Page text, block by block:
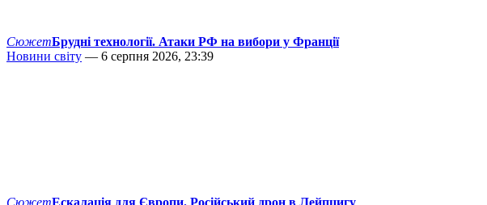
СюжетБрудні технології. Атаки РФ на вибори у Франції
Новини світу — 6 серпня 2026, 23:39